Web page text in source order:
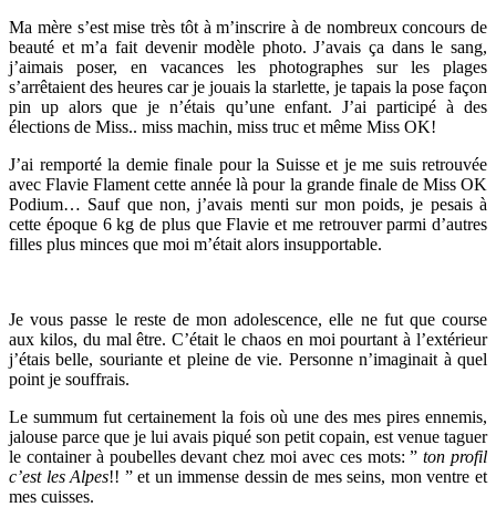
Ma mère s’est mise très tôt à m’inscrire à de nombreux concours de
beauté et m’a fait devenir modèle photo. J’avais ça dans le sang,
j’aimais poser, en vacances les photographes sur les plages
s’arrêtaient des heures car je jouais la starlette, je tapais la pose façon
pin up alors que je n’étais qu’une enfant. J’ai participé à des
élections de Miss.. miss machin, miss truc et même Miss OK!
J’ai remporté la demie finale pour la Suisse et je me suis retrouvée
avec Flavie Flament cette année là pour la grande finale de Miss OK
Podium… Sauf que non, j’avais menti sur mon poids, je pesais à
cette époque 6 kg de plus que Flavie et me retrouver parmi d’autres
filles plus minces que moi m’était alors insupportable.
Je vous passe le reste de mon adolescence, elle ne fut que course
aux kilos, du mal être. C’était le chaos en moi pourtant à l’extérieur
j’étais belle, souriante et pleine de vie. Personne n’imaginait à quel
point je souffrais.
Le summum fut certainement la fois où une des mes pires ennemis,
jalouse parce que je lui avais piqué son petit copain, est venue taguer
le container à poubelles devant chez moi avec ces mots: ”ton profil
c’est les Alpes!! ” et un immense dessin de mes seins, mon ventre et
mes cuisses.